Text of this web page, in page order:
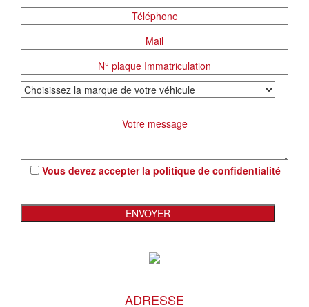
Vous devez accepter la politique de confidentialité
ADRESSE